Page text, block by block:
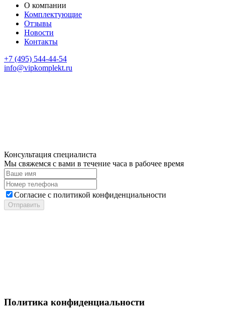
О компании
Комплектующие
Отзывы
Новости
Контакты
+7 (495) 544-44-54
info@vipkomplekt.ru
Консультация специалиста
Мы свяжемся с вами в течение часа в рабочее время
Cогласие с политикой конфиденциальности
Отправить
Политика конфиденциальности